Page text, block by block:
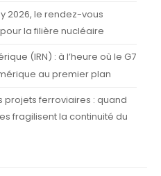
2026, le rendez-vous
la filière nucléaire
(IRN) : à l’heure où le G7
au premier plan
projets ferroviaires : quand
fragilisent la continuité du